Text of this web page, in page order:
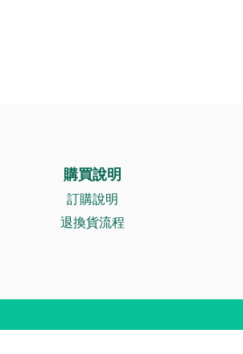
購買說明
訂購說明
退換貨流程